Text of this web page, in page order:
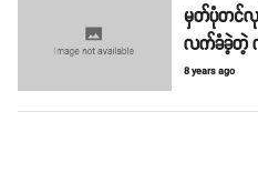
မှတ်ပုံတင်လု
လက်ခံခဲ့တဲ့ လ
8 years ago